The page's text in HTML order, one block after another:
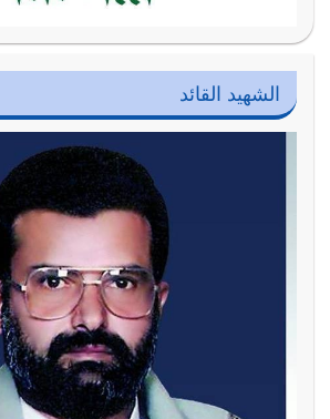
الشهيد القائد